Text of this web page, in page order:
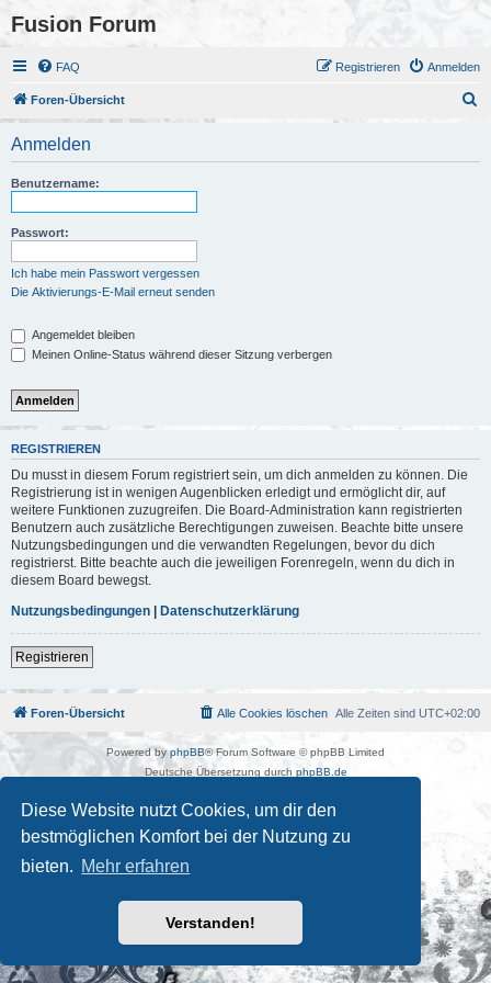
Diese Website nutzt Cookies, um dir den
bestmöglichen Komfort bei der Nutzung zu
bieten. Mehr erfahren
Verstanden!
Fusion Forum
FAQ Anmelden
Registrieren
Foren-Übersicht
Anmelden
Benutzername:
Passwort:
Ich habe mein Passwort vergessen
Die Aktivierungs-E-Mail erneut senden
Angemeldet bleiben
Meinen Online-Status während dieser Sitzung verbergen
REGISTRIEREN
Du musst in diesem Forum registriert sein, um dich anmelden zu können. Die
Registrierung ist in wenigen Augenblicken erledigt und ermöglicht dir, auf
weitere Funktionen zuzugreifen. Die Board-Administration kann registrierten
Benutzern auch zusätzliche Berechtigungen zuweisen. Beachte bitte unsere
Nutzungsbedingungen und die verwandten Regelungen, bevor du dich
registrierst. Bitte beachte auch die jeweiligen Forenregeln, wenn du dich in
diesem Board bewegst.
Nutzungsbedingungen | Datenschutzerklärung
Registrieren
Foren-Übersicht Alle Zeiten sind UTC+02:00
Alle Cookies löschen
Powered byphpBB® Forum Software © phpBB Limited
Deutsche Übersetzung durch phpBB.de
Datenschutz| Nutzungsbedingungen